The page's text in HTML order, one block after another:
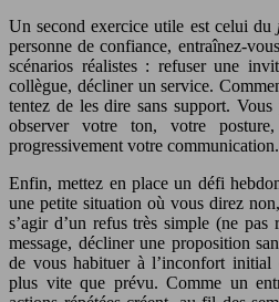
Un second exercice utile est celui du
personne de confiance, entraînez-
scénarios réalistes : refuser une
collègue, décliner un service.
tentez de les dire sans support.
observer votre ton, votre
progressivement votre communication.
Enfin, mettez en place un défi
une petite situation où vous direz
s’agir d’un refus très simple (ne pas
message, décliner une proposition
de vous habituer à l’inconfort initial
plus vite que prévu. Comme un